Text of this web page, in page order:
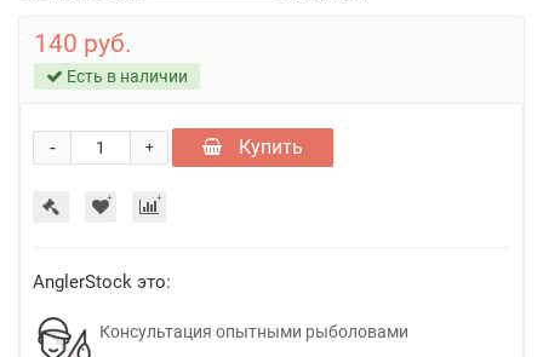
140 руб.
Есть в наличии
+
- Купить
AnglerStock это:
Консультация опытными рыболовами